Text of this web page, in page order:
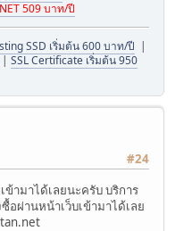
509 บาท/ปี
SSD เริ่มต้น 600 บาท/ปี |
| SSL Certificate เริ่มต้น 950
#24
ามาได้เลยนะครับ บริการ
อผ่านหน้าเว็บเข้ามาได้เลย